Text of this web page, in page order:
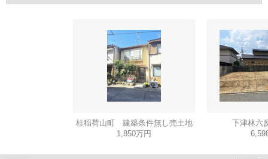
桂稲荷山町 建築条件無し売土地
1,850万円
下津林六